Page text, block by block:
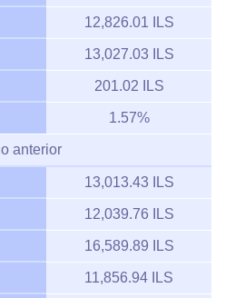
12,826.01 ILS
13,027.03 ILS
201.02 ILS
1.57%
anterior
13,013.43 ILS
12,039.76 ILS
16,589.89 ILS
11,856.94 ILS